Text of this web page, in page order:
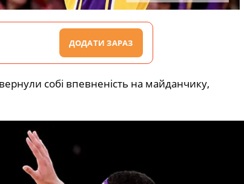
ДОДАТИ ЗАРАЗ
собі впевненість на майданчику,